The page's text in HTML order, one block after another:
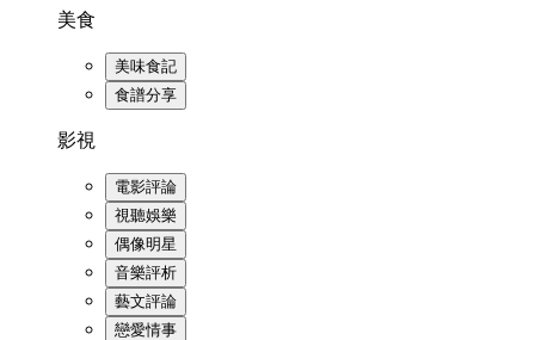
美食
美味食記
食譜分享
影視
電影評論
視聽娛樂
偶像明星
音樂評析
藝文評論
戀愛情事